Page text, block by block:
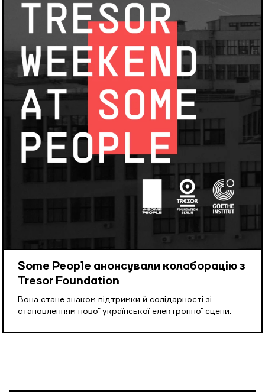
Some People анонсували колаборацію з
Tresor Foundation
Вона стане знаком підтримки й солідарності зі
становленням нової української електронної сцени.